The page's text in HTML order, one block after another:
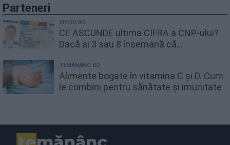
Parteneri
SHTIU.RO
CE ASCUNDE ultima CIFRA a CNP-ului?
Dacă ai 3 sau 8 însemană că...
TEMANANC.RO
Alimente bogate în vitamina C și D. Cum
le combini pentru sănătate și imunitate